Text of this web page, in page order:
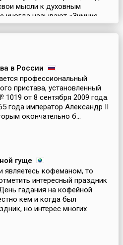
мысли к духовным
иногда называют «Зимние
в России
профессиональный
пристава, установленный
от 8 сентября 2009 года.
года император Александр II
окончательно б...
гуще
являетесь кофеманом, то
интересный праздник
гадания на кофейной
кем и когда был
но интерес многих